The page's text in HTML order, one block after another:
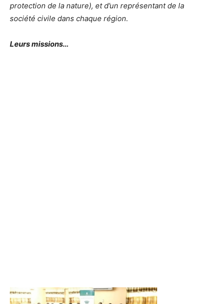
protection de la nature), et d’un représentant de la
société civile dans chaque région.
Leurs missions…